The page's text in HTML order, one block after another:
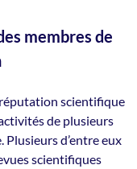
membres de
scientifique
de plusieurs
d’entre eux
scientifiques